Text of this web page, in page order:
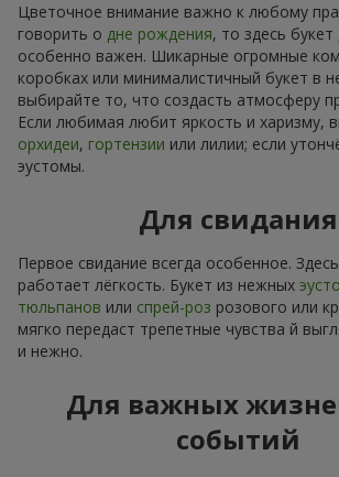
Цветочное внимание важно к любому
говорить о дне рождения, то здесь
особенно важен. Шикарные огромные
коробках или минималистичный букет в
выбирайте то, что создасть атмосферу
Если любимая любит яркость и харизму,
орхидеи, гортензии или лилии; если
эустомы.
Для свидания
Первое свидание всегда особенное.
работает лёгкость. Букет из нежных
тюльпанов или спрей-роз розового или
мягко передаст трепетные чувства й
и нежно.
Для важных
событий